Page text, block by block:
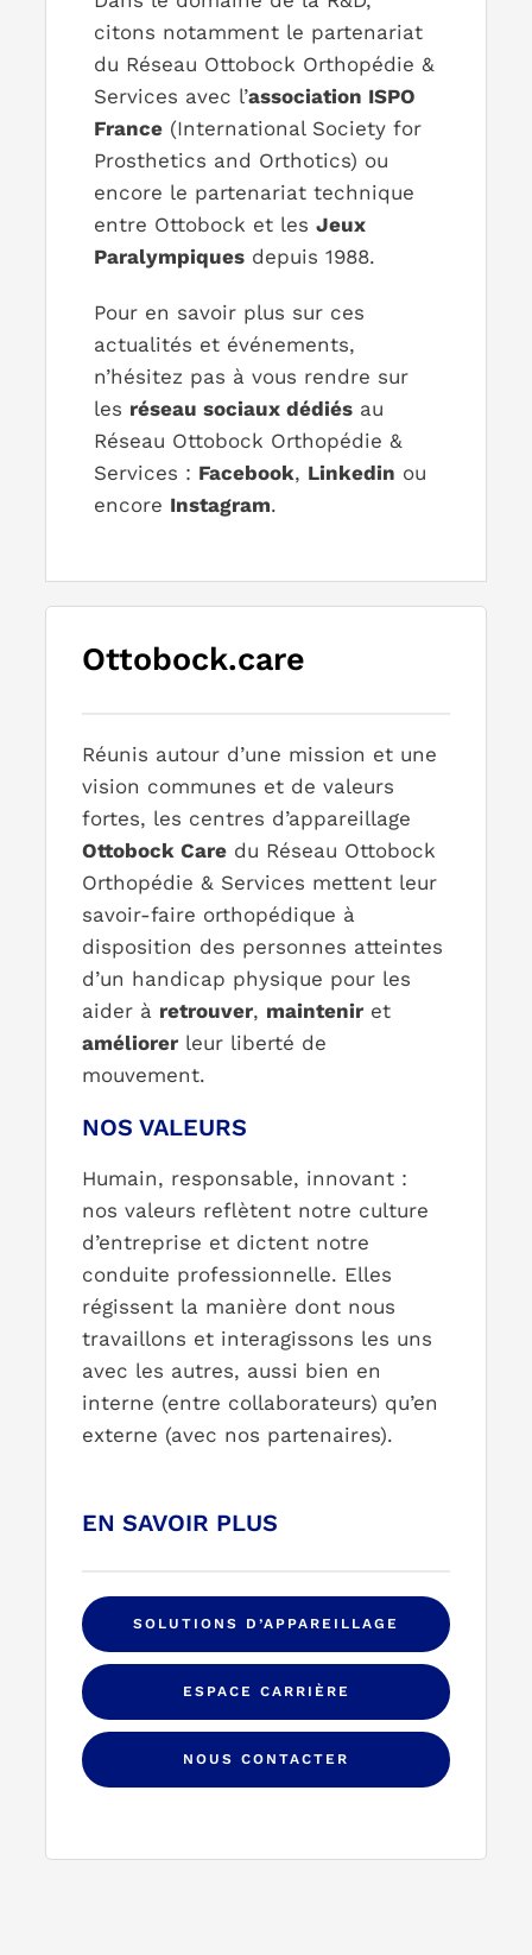
citons notamment le partenariat
du Réseau Ottobock Orthopédie &
Services avec l’association ISPO
France (International Society for
Prosthetics and Orthotics) ou
encore le partenariat technique
entre Ottobock et lesJeux
Paralympiques depuis 1988.
Pour en savoir plus sur ces
actualités et événements,
n’hésitez pas à vous rendre sur
les réseau sociaux dédiés au
Réseau Ottobock Orthopédie &
Services : Facebook, Linkedin ou
encore Instagram.
Ottobock.care
Réunis autour d’une mission et une
vision communes et de valeurs
fortes, les centres d’appareillage
Ottobock Care du Réseau Ottobock
Orthopédie & Services mettent leur
savoir-faire orthopédique à
disposition des personnes atteintes
d’un handicap physique pour les
aider à retrouver, maintenir et
améliorer leur liberté de
mouvement.
NOS VALEURS
Humain, responsable, innovant :
nos valeurs reflètent notre culture
d’entreprise et dictent notre
conduite professionnelle. Elles
régissent la manière dont nous
travaillons et interagissons les uns
avec les autres, aussi bien en
interne (entre collaborateurs) qu’en
externe (avec nos partenaires).
EN SAVOIR PLUS
SOLUTIONS D’APPAREILLAGE
ESPACE CARRIÈRE
NOUS CONTACTER